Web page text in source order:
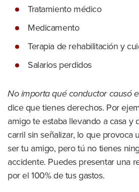
Tratamiento médico
Medicamento
Terapia de rehabilitación y
Salarios perdidos
No importa qué conductor causó
dice que tienes derechos. Por
amigo te estaba llevando a casa y
carril sin señalizar, lo que provoca
ser tu amigo, pero tú no tienes
accidente. Puedes presentar una
por el 100% de tus gastos.